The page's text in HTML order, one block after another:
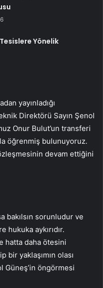
Yönelik
yayınladığı
Direktörü Sayın Şenol
Onur Bulut’un transferi
öğrenmiş bulunuyoruz.
devam ettiğini
bakılsın sorunludur ve
hukuka aykırıdır.
hatta daha ötesini
bir yaklaşımın olası
Güneş’in öngörmesi